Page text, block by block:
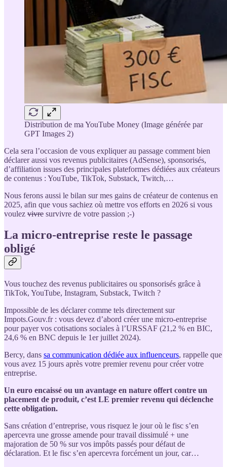
Distribution de ma YouTube Money (Image générée par
GPT Images 2)
Cela sera l’occasion de vous expliquer au passage comment bien
déclarer aussi vos revenus publicitaires (AdSense), sponsorisés,
d’affiliation issues des principales plateformes dédiées aux créateurs
de contenus : YouTube, TikTok, Substack, Twitch,…
Nous ferons aussi le bilan sur mes gains de créateur de contenus en
2025, afin que vous sachiez où mettre vos efforts en 2026 si vous
voulez vivre survivre de votre passion ;-)
La micro-entreprise reste le passage
obligé
Vous touchez des revenus publicitaires ou sponsorisés grâce à
TikTok, YouTube, Instagram, Substack, Twitch ?
Impossible de les déclarer comme tels directement sur
Impots.Gouv.fr : vous devez d’abord créer une micro-entreprise
pour payer vos cotisations sociales à l’URSSAF (21,2 % en BIC,
24,6 % en BNC depuis le 1er juillet 2024).
Bercy, dans sa communication dédiée aux influenceurs, rappelle que
vous avez 15 jours après votre premier revenu pour créer votre
entreprise.
Un euro encaissé ou un avantage en nature offert contre un
placement de produit, c’est LE premier revenu qui déclenche
cette obligation.
Sans création d’entreprise, vous risquez le jour où le fisc s’en
apercevra une grosse amende pour travail dissimulé + une
majoration de 50 % sur vos impôts passés pour défaut de
déclaration. Et le fisc s’en apercevra forcément un jour, car…